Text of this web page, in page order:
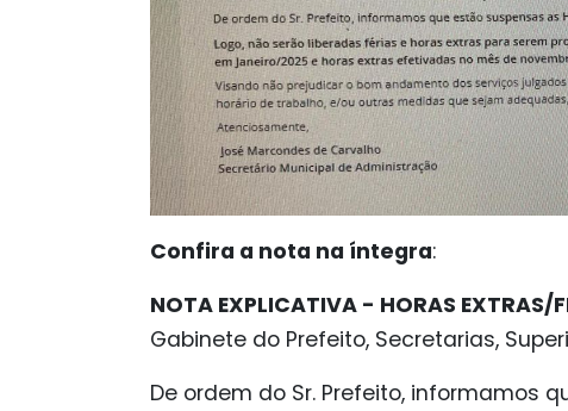
Confira a nota na íntegra:
NOTA EXPLICATIVA - HORAS EXTRAS/
Gabinete do Prefeito, Secretarias,
De ordem do Sr. Prefeito, informamos